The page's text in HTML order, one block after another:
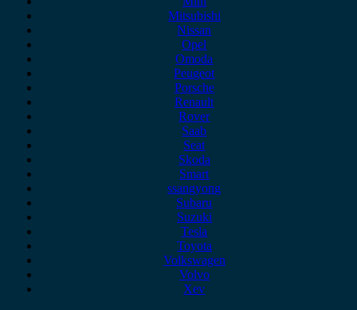
Mitsubishi
Nissan
Opel
Omoda
Peugeot
Porsche
Renault
Rover
Saab
Seat
Skoda
Smart
ssangyong
Subaru
Suzuki
Tesla
Toyota
Volkswagen
Volvo
Xev